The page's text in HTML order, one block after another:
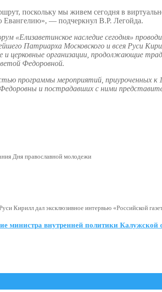
поскольку мы живем сегодня в
Евангелию», — подчеркнул В.Р. Легойда.
«Елизаветинское наследие сегодня»
Патриарха Московского и всея Руси
церковные организации, продолжающие
Федоровной.
программы мероприятий, приуроченных к
и пострадавших с ними
Дня православной молодежи
Кирилл дал эксклюзивное интервью «Российской
министра внутренней политики